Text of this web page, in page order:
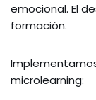
emocional. El
formación.
microlearning: